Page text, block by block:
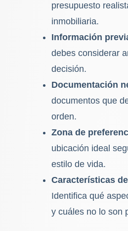
presupuesto
inmobiliaria.
Información
debes considerar
decisión.
Documentación
documentos que
orden.
Zona de
ubicación ideal
estilo de vida.
Características
Identifica qué
y cuáles no lo son